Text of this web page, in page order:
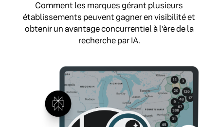
Comment les marques gérant plusieurs
établissements peuvent gagner en visibilité et
obtenir un avantage concurrentiel à l'ère de la
recherche par IA.